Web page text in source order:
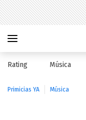
Rating Música
Primicias YA Música